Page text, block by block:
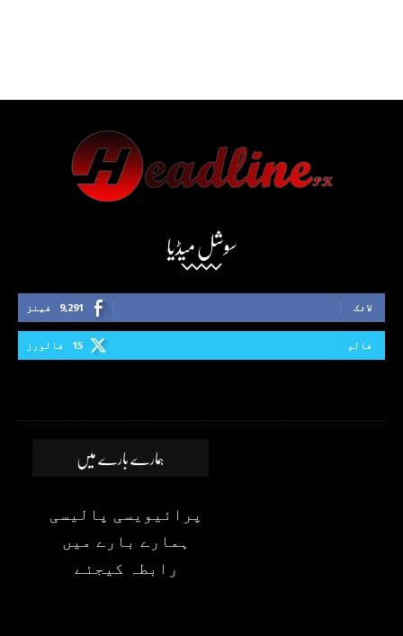
سوشل میڈیا
9,291 فینز لائک
15 فالورز فالو
ہمارے بارے میں
پرائیویسی پالیسی
ہمارے بارے میں
رابطہ کیجئے